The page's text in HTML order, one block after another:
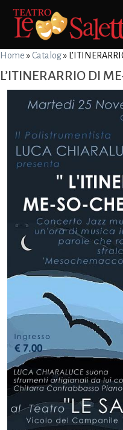
Home »Catalog»
L’ITINERARRIO DI